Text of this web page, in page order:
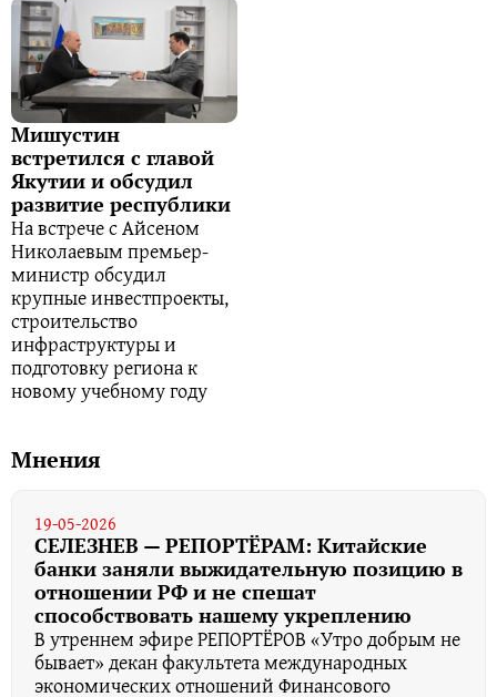
Мишустин
встретился с главой
Якутии и обсудил
развитие республики
На встрече с Айсеном
Николаевым премьер-
министр обсудил
крупные инвестпроекты,
строительство
инфраструктуры и
подготовку региона к
новому учебному году
Мнения
19-05-2026
СЕЛЕЗНЕВ — РЕПОРТЁРАМ: Китайские
банки заняли выжидательную позицию в
отношении РФ и не спешат
способствовать нашему укреплению
В утреннем эфире РЕПОРТЁРОВ «Утро добрым не
бывает» декан факультета международных
экономических отношений Финансового